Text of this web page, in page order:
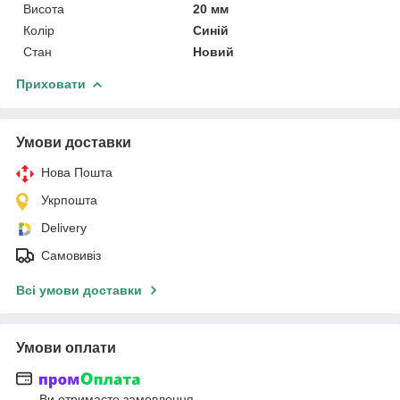
Висота
20 мм
Колір
Синій
Стан
Новий
Приховати
Умови доставки
Нова Пошта
Укрпошта
Delivery
Самовивіз
Всі умови доставки
Умови оплати